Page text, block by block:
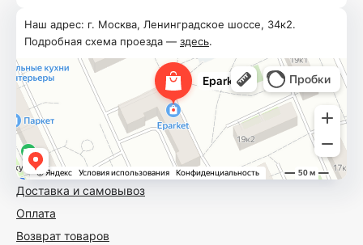
Доставка и самовывоз
Оплата
Возврат товаров
Наш адрес: г. Москва, Ленинградское шоссе, 34к2.
Подробная схема проезда — здесь.